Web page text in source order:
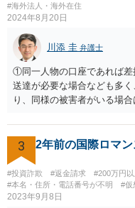
#海外法人・海外在住
2024年8月20日
川添 圭 弁護士
①同一人物の口座であれば差
送達が必要な場合なども多
り、同様の被害者がいる場
れます。 ②わかりません。
す。調査が必要ですので、
3 2年前の国際ロマン
#投資詐欺 #返金請求 #200万円以
#本名・住所・電話番号が不明
#仮
2023年9月8日